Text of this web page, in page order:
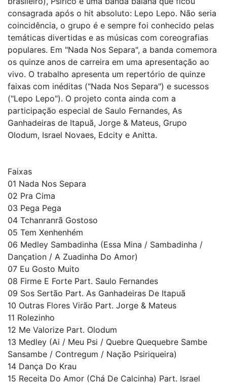
consagrada após o hit absoluto: Lepo Lepo. Não seria
coincidência, o grupo é e sempre foi conhecido pelas
temáticas divertidas e as músicas com coreografias
populares. Em "Nada Nos Separa", a banda comemora
os quinze anos de carreira em uma apresentação ao
vivo. O trabalho apresenta um repertório de quinze
faixas com inéditas ("Nada Nos Separa") e sucessos
("Lepo Lepo"). O projeto conta ainda com a
participação especial de Saulo Fernandes, As
Ganhadeiras de Itapuã, Jorge & Mateus, Grupo
Olodum, Israel Novaes, Edcity e Anitta.
Faixas
01 Nada Nos Separa
02 Pra Cima
03 Pega Pega
04 Tchanranrã Gostoso
05 Tem Xenhenhém
06 Medley Sambadinha (Essa Mina / Sambadinha /
Dançation / A Zuadinha Do Amor)
07 Eu Gosto Muito
08 Firme E Forte Part. Saulo Fernandes
09 Sos Sertão Part. As Ganhadeiras De Itapuã
10 Outras Flores Virão Part. Jorge & Mateus
11 Rolezinho
12 Me Valorize Part. Olodum
13 Medley (Ai / Meu Psi / Quebre Quequebre Sambe
Sansambe / Contregum / Nação Psiriqueira)
14 Dança Do Krau
15 Receita Do Amor (Chá De Calcinha) Part. Israel